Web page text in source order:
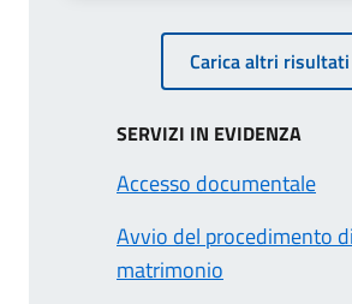
Carica altri risultati
SERVIZI IN EVIDENZA
Accesso documentale
Avvio del procedimento
matrimonio